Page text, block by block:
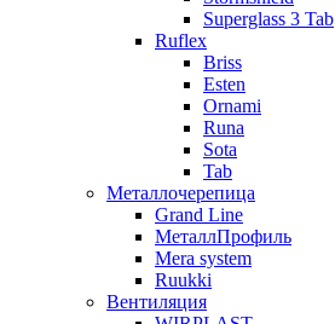
Superglass 3 Tab
Ruflex
Briss
Esten
Ornami
Runa
Sota
Tab
Металлочерепица
Grand Line
МеталлПрофиль
Mera system
Ruukki
Вентиляция